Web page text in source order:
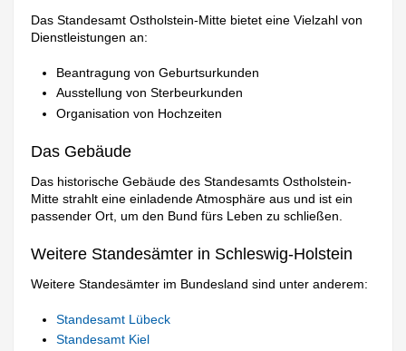
Das Standesamt Ostholstein-Mitte bietet eine Vielzahl von
Dienstleistungen an:
Beantragung von Geburtsurkunden
Ausstellung von Sterbeurkunden
Organisation von Hochzeiten
Das Gebäude
Das historische Gebäude des Standesamts Ostholstein-
Mitte strahlt eine einladende Atmosphäre aus und ist ein
passender Ort, um den Bund fürs Leben zu schließen.
Weitere Standesämter in Schleswig-Holstein
Weitere Standesämter im Bundesland sind unter anderem:
Standesamt Lübeck
Standesamt Kiel